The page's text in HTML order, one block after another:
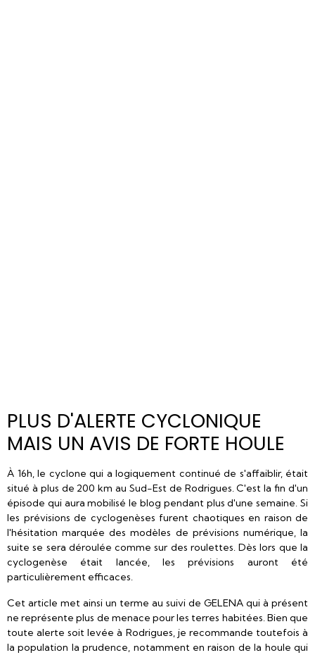
PLUS D'ALERTE CYCLONIQUE
MAIS UN AVIS DE FORTE HOULE
À 16h, le cyclone qui a logiquement continué de s'affaiblir, était
situé à plus de 200 km au Sud-Est de Rodrigues. C'est la fin d'un
épisode qui aura mobilisé le blog pendant plus d'une semaine. Si
les prévisions de cyclogenèses furent chaotiques en raison de
l'hésitation marquée des modèles de prévisions numérique, la
suite se sera déroulée comme sur des roulettes. Dès lors que la
cyclogenèse était lancée, les prévisions auront été
particulièrement efficaces.
Cet article met ainsi un terme au suivi de GELENA qui à présent
ne représente plus de menace pour les terres habitées. Bien que
toute alerte soit levée à Rodrigues, je recommande toutefois à
la population la prudence, notamment en raison de la houle qui